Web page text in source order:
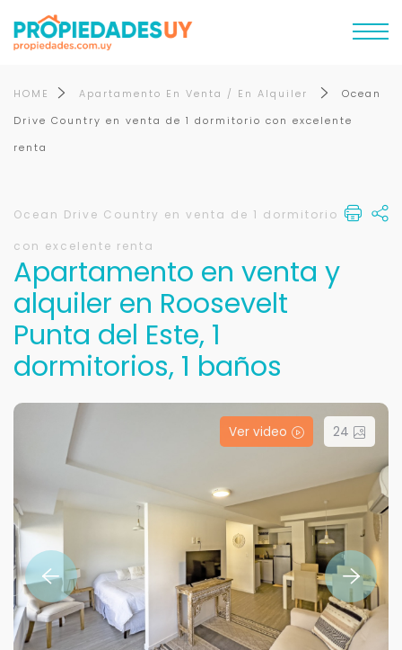
HOME Apartamento En Venta / En Alquiler
Ocean
Drive Country en venta de 1 dormitorio con excelente
renta
Ocean Drive Country en venta de 1 dormitorio
con excelente renta
Apartamento en venta y
alquiler en Roosevelt
Punta del Este, 1
dormitorios, 1 baños
Ver video 24